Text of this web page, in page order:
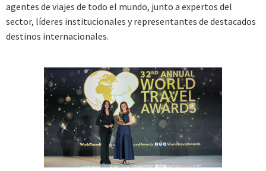
agentes de viajes de todo el mundo, junto a expertos del
sector, líderes institucionales y representantes de destacados
destinos internacionales.